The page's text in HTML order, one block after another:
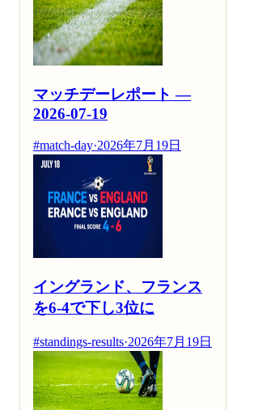
マッチデーレポート —
2026-07-19
#match-day·2026年7月19日
イングランド、フランス
を6-4で下し3位に
#standings-results·2026年7月19日